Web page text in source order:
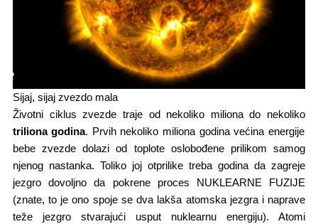
Sijaj, sijaj zvezdo mala
Životni ciklus zvezde traje​ od nekoliko miliona​ do nekoliko
triliona godina. ​Prvih nekoliko miliona godina većina energije
bebe zvezde dolazi od toplote oslobođene prilikom samog
njenog nastanka. Toliko joj otprilike treba godina da zagreje
jezgro dovoljno da pokrene proces NUKLEARNE FUZIJE
(znate, to je ono spoje se dva lakša atomska jezgra i naprave
teže jezgro stvarajući usput nuklearnu energiju).​ Atomi